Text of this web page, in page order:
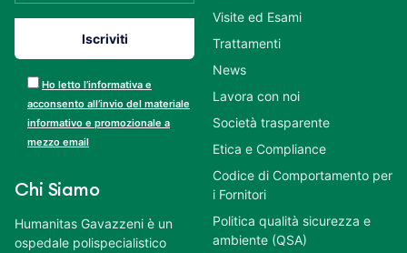
Ho letto l’informativa e
acconsento all’invio del materiale
informativo e promozionale a
mezzo email
Chi Siamo
Humanitas Gavazzeni è un
ospedale polispecialistico
Visite ed Esami
Trattamenti
News
Lavora con noi
Società trasparente
Etica e Compliance
Codice di Comportamento per
i Fornitori
Politica qualità sicurezza e
ambiente (QSA)